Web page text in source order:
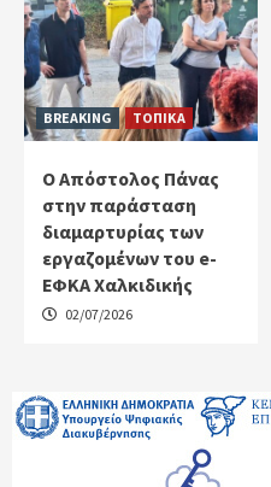
BREAKING ΤΟΠΙΚΑ
Ο Απόστολος Πάνας
στην παράσταση
διαμαρτυρίας των
εργαζομένων του e-
ΕΦΚΑ Χαλκιδικής
02/07/2026